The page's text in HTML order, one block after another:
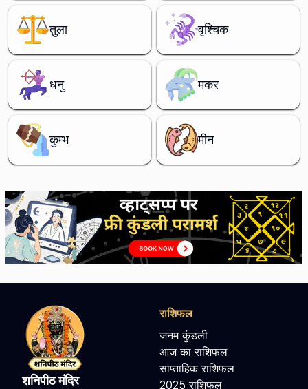
तुला वृश्चिक
धनु मकर
कुम्भ मीन
शनिपीठ मंदिर
राशिफल
जनम कुंडली
आज का राशिफल
साप्ताहिक राशिफल
2025 राशिफल